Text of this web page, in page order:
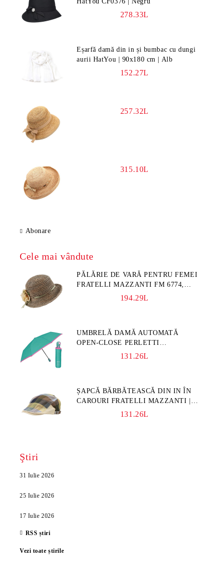
278.33L
Eșarfă damă din in și bumbac cu dungi
aurii HatYou | 90x180 cm | Alb
152.27L
257.32L
315.10L
Abonare
Cele mai vândute
PĂLĂRIE DE VARĂ PENTRU FEMEI
FRATELLI MAZZANTI FM 6774,
NATURAL/FLORI GALBENE
194.29L
UMBRELĂ DAMĂ AUTOMATĂ
OPEN-CLOSE PERLETTI
TECHNOLOGY 21808, TURCOAZ
131.26L
ȘAPCĂ BĂRBĂTEASCĂ DIN IN ÎN
CAROURI FRATELLI MAZZANTI |
CAROURI ALBASTRU-VERDE
131.26L
Ştiri
31 Iulie 2026
25 Iulie 2026
17 Iulie 2026
RSS știri
Vezi toate știrile